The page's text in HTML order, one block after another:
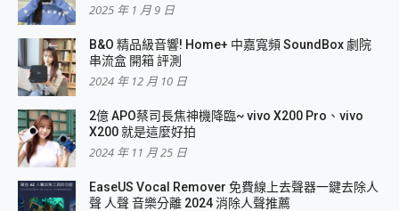
2025 年 1 月 9 日
B&O 精品級音響! Home+ 中嘉寬頻 SoundBox 劇院
串流盒 開箱 評測
2024 年 12 月 10 日
2億 APO蔡司長焦神機降臨~ vivo X200 Pro、vivo
X200 就是這麼好拍
2024 年 11 月 25 日
EaseUS Vocal Remover 免費線上去聲器一鍵去除人
聲 人聲 音樂分離 2024 消除人聲推薦